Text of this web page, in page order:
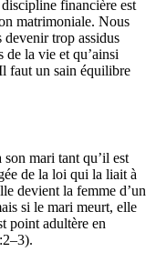
financière est
matrimoniale. Nous
devenir trop assidus
de la vie et qu’ainsi
faut un sain équilibre
mari tant qu’il est
de la loi qui la liait à
devient la femme d’un
si le mari meurt, elle
point adultère en